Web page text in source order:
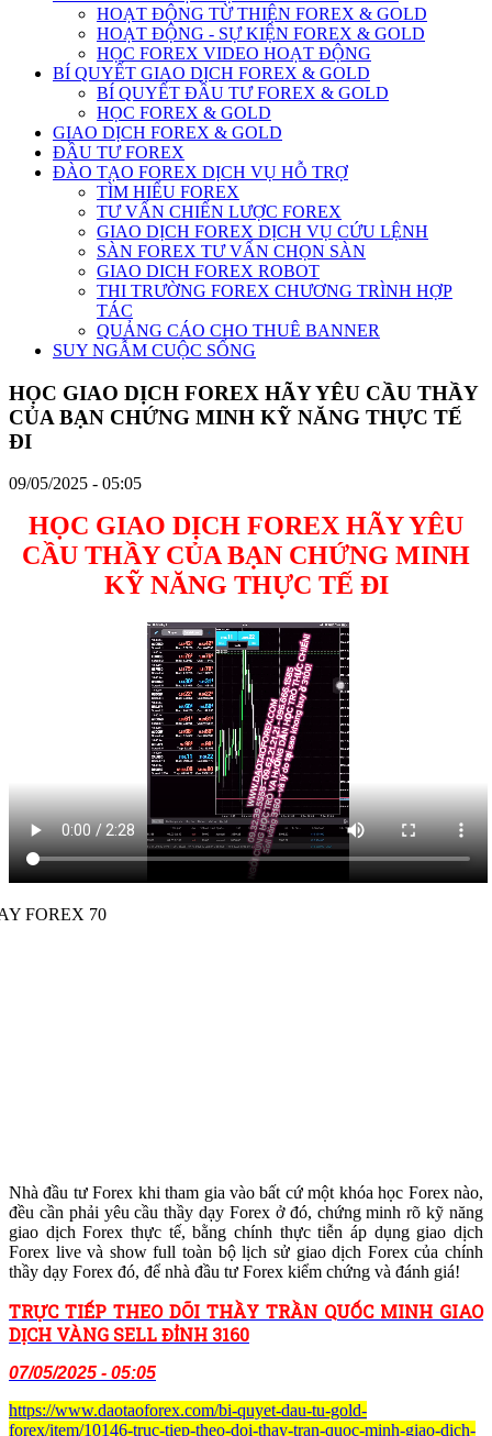
HOẠT ĐỘNG TỪ THIỆN FOREX & GOLD
HOẠT ĐỘNG - SỰ KIỆN FOREX & GOLD
HỌC FOREX VIDEO HOẠT ĐỘNG
BÍ QUYẾT GIAO DỊCH FOREX & GOLD
BÍ QUYẾT ĐẦU TƯ FOREX & GOLD
HỌC FOREX & GOLD
GIAO DỊCH FOREX & GOLD
ĐẦU TƯ FOREX
ĐÀO TẠO FOREX DỊCH VỤ HỖ TRỢ
TÌM HIỂU FOREX
TƯ VẤN CHIẾN LƯỢC FOREX
GIAO DỊCH FOREX DỊCH VỤ CỨU LỆNH
SÀN FOREX TƯ VẤN CHỌN SÀN
GIAO DICH FOREX ROBOT
THI TRƯỜNG FOREX CHƯƠNG TRÌNH HỢP
TÁC
QUẢNG CÁO CHO THUÊ BANNER
SUY NGẪM CUỘC SỐNG
HỌC GIAO DỊCH FOREX HÃY YÊU CẦU THẦY
CỦA BẠN CHỨNG MINH KỸ NĂNG THỰC TẾ
ĐI
09/05/2025 - 05:05
HỌC GIAO DỊCH FOREX HÃY YÊU
CẦU THẦY CỦA BẠN CHỨNG MINH
KỸ NĂNG THỰC TẾ ĐI
Nhà đầu tư Forex khi tham gia vào bất cứ một khóa học Forex nào,
đều cần phải yêu cầu thầy dạy Forex ở đó, chứng minh rõ kỹ năng
giao dịch Forex thực tế, bằng chính thực tiễn áp dụng giao dịch
Forex live và show full toàn bộ lịch sử giao dịch Forex của chính
thầy dạy Forex đó, để nhà đầu tư Forex kiểm chứng và đánh giá!
TRỰC TIẾP THEO DÕI THẦY TRẦN QUỐC MINH GIAO
DỊCH VÀNG SELL ĐỈNH 3160
07/05/2025 - 05:05
https://www.daotaoforex.com/bi-quyet-dau-tu-gold-
forex/item/10146-truc-tiep-theo-doi-thay-tran-quoc-minh-giao-dich-